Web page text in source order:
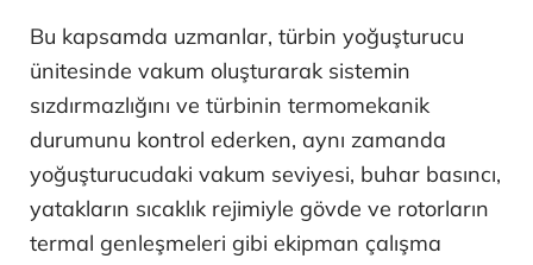
Bu kapsamda uzmanlar, türbin yoğuşturucu
ünitesinde vakum oluşturarak sistemin
sızdırmazlığını ve türbinin termomekanik
durumunu kontrol ederken, aynı zamanda
yoğuşturucudaki vakum seviyesi, buhar basıncı,
yatakların sıcaklık rejimiyle gövde ve rotorların
termal genleşmeleri gibi ekipman çalışma